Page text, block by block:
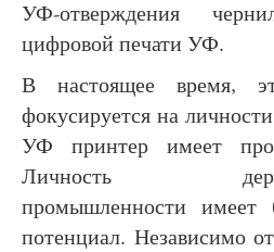
УФ-отверждения
цифровой печати УФ.
В настоящее время,
фокусируется на
УФ принтер имеет
Личность
промышленности имеет
потенциал. Независимо